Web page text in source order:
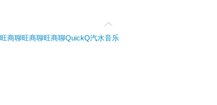
旺商聊旺商聊旺商聊QuickQ汽水音乐